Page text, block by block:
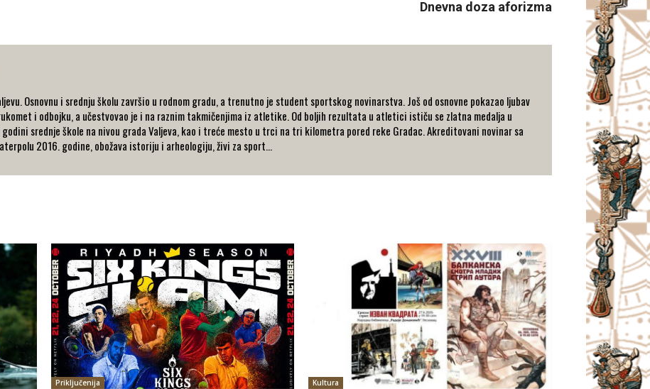
Dnevna doza aforizma
Osnovnu i srednju školu završio u rodnom gradu, a trenutno je student sportskog novinarstva. Još od osnovne pokazao ljubav
i odbojku, a učestvovao je i na raznim takmičenjima iz atletike. Od boljih rezultata u atletici ističu se zlatna medalja u
srednje škole na nivou grada Valjeva, kao i treće mesto u trci na tri kilometra pored reke Gradac. Akreditovani novinar sa
2016. godine, obožava istoriju i arheologiju, živi za sport...
Priključenija Kultura